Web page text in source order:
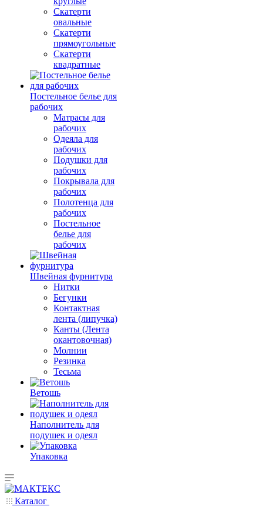
Скатерти
овальные
Скатерти
прямоугольные
Скатерти
квадратные
Постельное белье для
рабочих
Матрасы для
рабочих
Одеяла для
рабочих
Подушки для
рабочих
Покрывала для
рабочих
Полотенца для
рабочих
Постельное
белье для
рабочих
Швейная фурнитура
Нитки
Бегунки
Контактная
лента (липучка)
Канты (Лента
окантовочная)
Молнии
Резинка
Тесьма
Ветошь
Наполнитель для
подушек и одеял
Упаковка
Каталог